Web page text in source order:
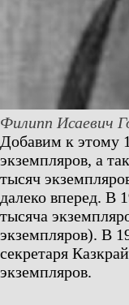
Филипп Исаевич
Добавим к этому
экземпляров, а
тысяч
далеко вперед. В
тысяча
экземпляров). В
секретаря
экземпляров.